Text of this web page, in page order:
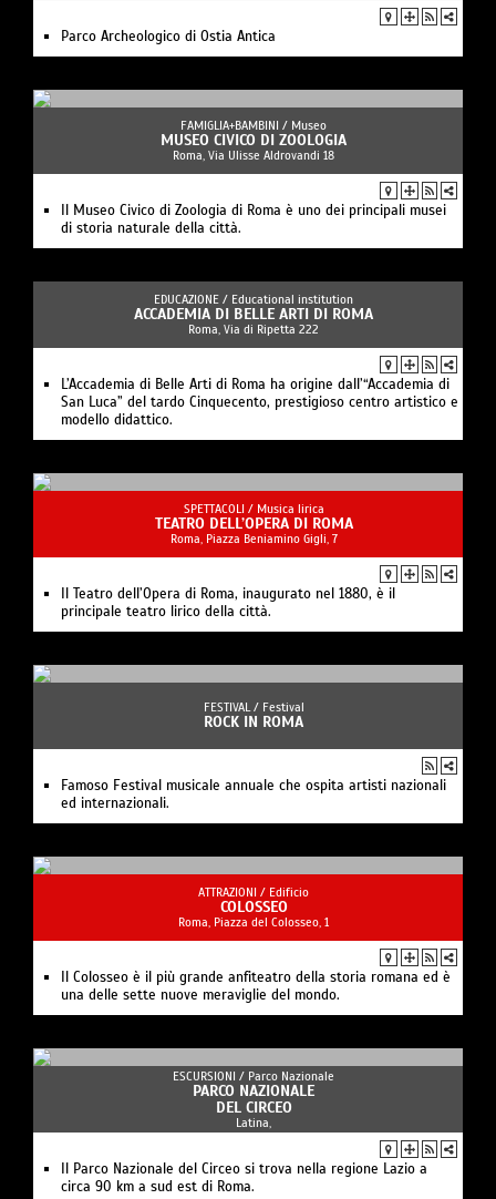
Parco Archeologico di Ostia Antica
FAMIGLIA+BAMBINI / Museo
MUSEO CIVICO DI ZOOLOGIA
Roma, Via Ulisse Aldrovandi 18
Il Museo Civico di Zoologia di Roma è uno dei principali musei
di storia naturale della città.
EDUCAZIONE / Educational institution
ACCADEMIA DI BELLE ARTI DI ROMA
Roma, Via di Ripetta 222
L’Accademia di Belle Arti di Roma ha origine dall’“Accademia di
San Luca” del tardo Cinquecento, prestigioso centro artistico e
modello didattico.
SPETTACOLI / Musica lirica
TEATRO DELL’OPERA DI ROMA
Roma, Piazza Beniamino Gigli, 7
Il Teatro dell’Opera di Roma, inaugurato nel 1880, è il
principale teatro lirico della città.
FESTIVAL / Festival
ROCK IN ROMA
Famoso Festival musicale annuale che ospita artisti nazionali
ed internazionali.
ATTRAZIONI / Edificio
COLOSSEO
Roma, Piazza del Colosseo, 1
Il Colosseo è il più grande anfiteatro della storia romana ed è
una delle sette nuove meraviglie del mondo.
ESCURSIONI / Parco Nazionale
PARCO NAZIONALE
DEL CIRCEO
Latina,
Il Parco Nazionale del Circeo si trova nella regione Lazio a
circa 90 km a sud est di Roma.